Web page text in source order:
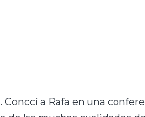
a Rafa en una